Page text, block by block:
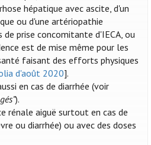
hépatique avec ascite, d'un
ou d'une artériopathie
de prise concomitante d'IECA, ou
est de mise même pour les
faisant des efforts physiques
d'août 2020].
en cas de diarrhée (voir
).
rénale aiguë surtout en cas de
ou diarrhée) ou avec des doses